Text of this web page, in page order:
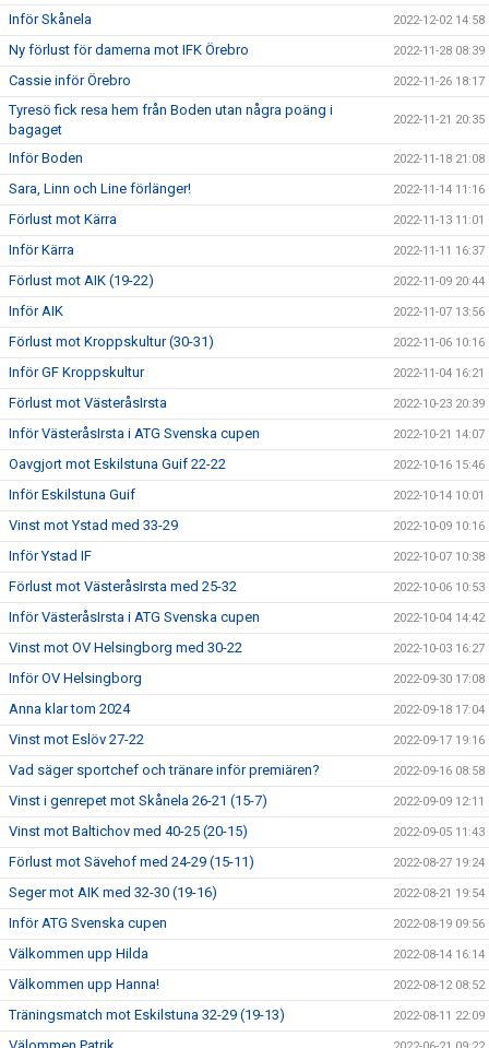
Inför Skånela 2022-12-02 14:58
Ny förlust för damerna mot IFK Örebro 2022-11-28 08:39
Cassie inför Örebro 2022-11-26 18:17
Tyresö fick resa hem från Boden utan några poäng i
bagaget
2022-11-21 20:35
Inför Boden 2022-11-18 21:08
Sara, Linn och Line förlänger! 2022-11-14 11:16
Förlust mot Kärra 2022-11-13 11:01
Inför Kärra 2022-11-11 16:37
Förlust mot AIK (19-22) 2022-11-09 20:44
Inför AIK 2022-11-07 13:56
Förlust mot Kroppskultur (30-31) 2022-11-06 10:16
Inför GF Kroppskultur 2022-11-04 16:21
Förlust mot VästeråsIrsta 2022-10-23 20:39
Inför VästeråsIrsta i ATG Svenska cupen 2022-10-21 14:07
Oavgjort mot Eskilstuna Guif 22-22 2022-10-16 15:46
Inför Eskilstuna Guif 2022-10-14 10:01
Vinst mot Ystad med 33-29 2022-10-09 10:16
Inför Ystad IF 2022-10-07 10:38
Förlust mot VästeråsIrsta med 25-32 2022-10-06 10:53
Inför VästeråsIrsta i ATG Svenska cupen 2022-10-04 14:42
Vinst mot OV Helsingborg med 30-22 2022-10-03 16:27
Inför OV Helsingborg 2022-09-30 17:08
Anna klar tom 2024 2022-09-18 17:04
Vinst mot Eslöv 27-22 2022-09-17 19:16
Vad säger sportchef och tränare inför premiären? 2022-09-16 08:58
Vinst i genrepet mot Skånela 26-21 (15-7) 2022-09-09 12:11
Vinst mot Baltichov med 40-25 (20-15) 2022-09-05 11:43
Förlust mot Sävehof med 24-29 (15-11) 2022-08-27 19:24
Seger mot AIK med 32-30 (19-16) 2022-08-21 19:54
Inför ATG Svenska cupen 2022-08-19 09:56
Välkommen upp Hilda 2022-08-14 16:14
Välkommen upp Hanna! 2022-08-12 08:52
Träningsmatch mot Eskilstuna 32-29 (19-13) 2022-08-11 22:09